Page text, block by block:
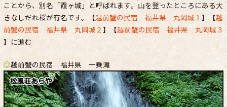
ことから、別名「霞ヶ城」と呼ばれます。山を登ったところにある大
きなしだれ桜が有名です。【越前蟹の民宿 福井県 丸岡城１ 】【越
前蟹の民宿 福井県 丸岡城２】【越前蟹の民宿 福井県 丸岡城３
】に進む
◎越前蟹の民宿 福井県 一乗滝